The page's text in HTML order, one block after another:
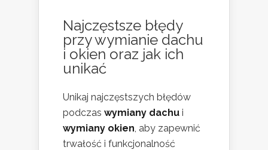
Najczęstsze błędy
przy wymianie dachu
i okien oraz jak ich
unikać
Unikaj najczęstszych błędów
podczas wymiany dachu i
wymiany okien , aby zapewnić
trwałość i funkcjonalność